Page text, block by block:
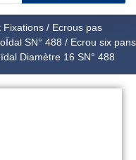
Fixations / Ecrous pas
SN° 488 / Ecrou six pans
Diamètre 16 SN° 488